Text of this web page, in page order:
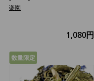
楽園
1,080円
数量限定